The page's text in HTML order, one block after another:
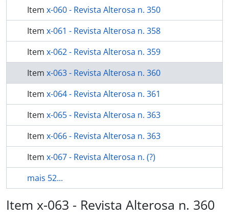
Item x-060 - Revista Alterosa n. 350
Item x-061 - Revista Alterosa n. 358
Item x-062 - Revista Alterosa n. 359
Item x-063 - Revista Alterosa n. 360
Item x-064 - Revista Alterosa n. 361
Item x-065 - Revista Alterosa n. 363
Item x-066 - Revista Alterosa n. 363
Item x-067 - Revista Alterosa n. (?)
mais 52...
Item x-063 - Revista Alterosa n. 360